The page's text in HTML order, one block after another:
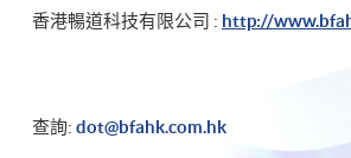
香港暢道科技有限公司 : http://
查詢: dot@bfahk.com.hk